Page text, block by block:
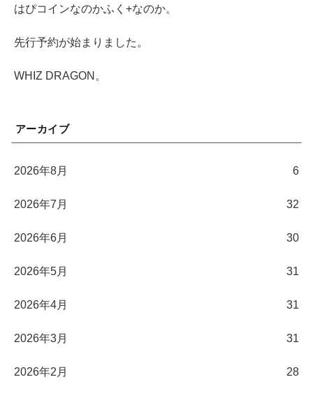
はぴコインなのかふく+なのか。
先行予約が始まりました。
WHIZ DRAGON。
アーカイブ
2026年8月 6
2026年7月 32
2026年6月 30
2026年5月 31
2026年4月 31
2026年3月 31
2026年2月 28